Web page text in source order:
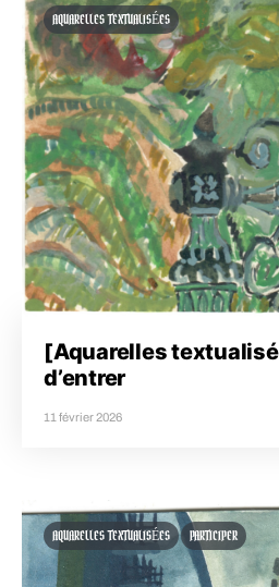
AQUARELLES TEXTUALISÉES
[Aquarelles
d’entrer
11 février 2026
AQUARELLES TEXTUALISÉES PARTICIPER